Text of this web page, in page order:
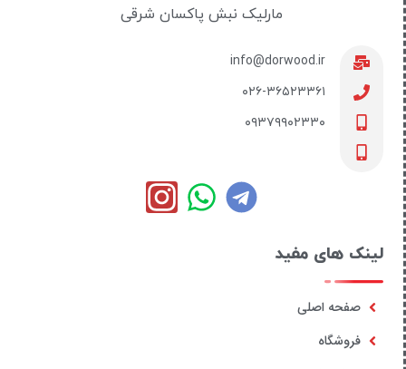
مارلیک نبش پاکسان شرقی
info@dorwood.ir
۰۲۶-۳۶۵۲۳۳۶۱
۰۹۳۷۹۹۰۲۳۳۰
لینک های مفید
صفحه اصلی
فروشگاه